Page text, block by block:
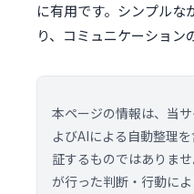
に有用です。シンプルな
り、コミュニケーション
本ページの情報は、当
よびAIによる自動整理
証するものではありま
が行った判断・行動に